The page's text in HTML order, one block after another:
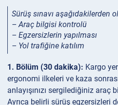
Sürüş sınavı aşağıdakilerden
– Araç bilgisi kontrolü
– Egzersizlerin yapılması
– Yol trafiğine katılım
1. Bölüm (30 dakika): Kargo
ergonomi ilkeleri ve kaza
anlayışınızı sergilediğiniz araç
Ayrıca belirli sürüş egzersizleri